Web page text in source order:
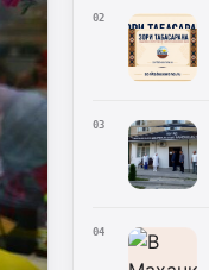
02
03
04